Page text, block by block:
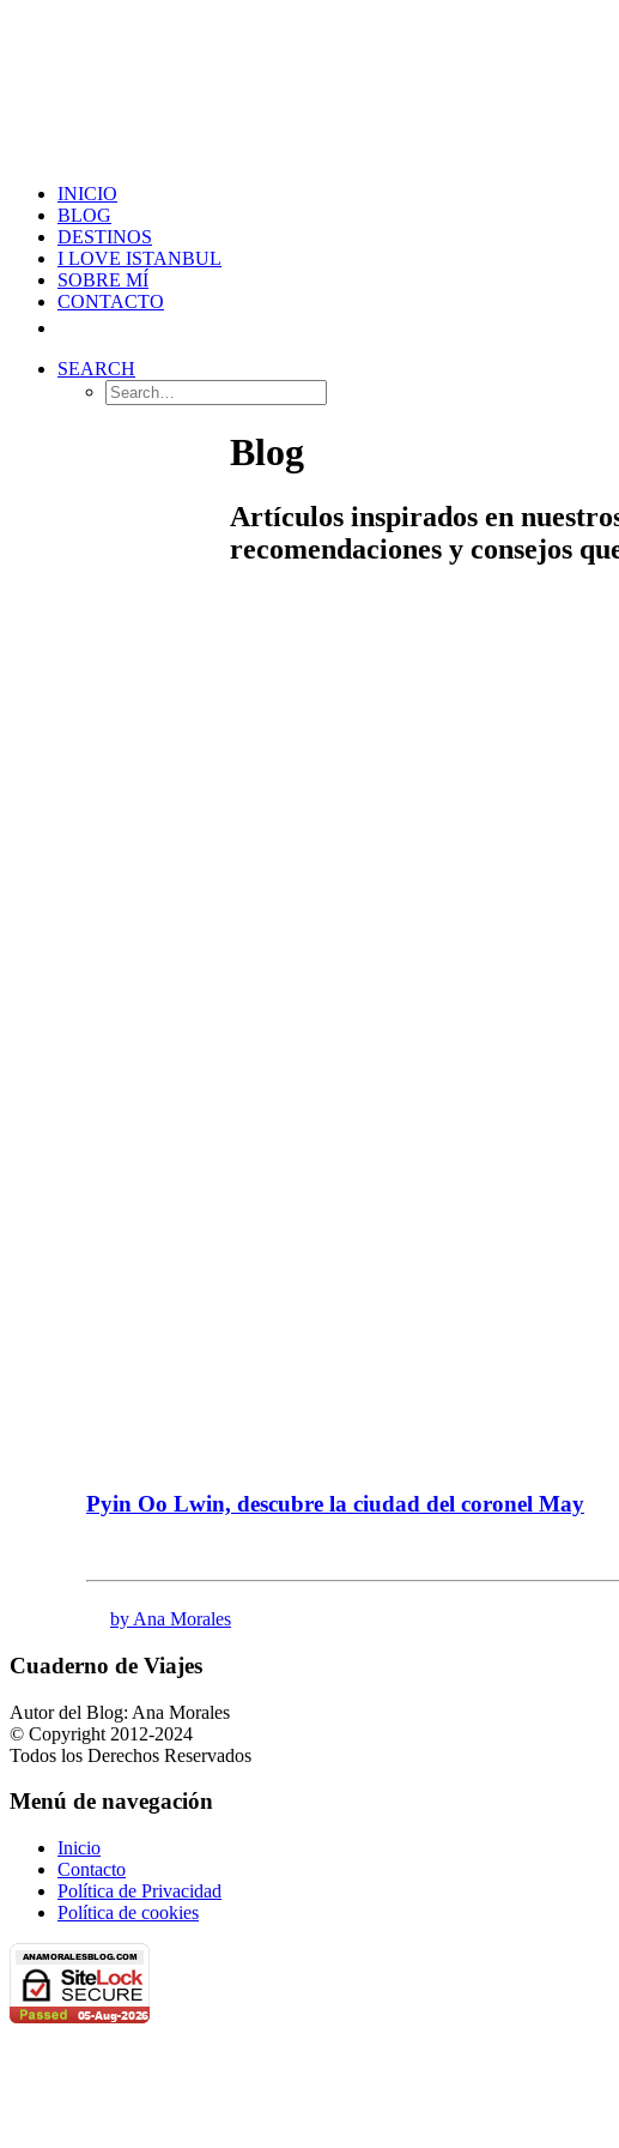
INICIO
BLOG
DESTINOS
I LOVE ISTANBUL
SOBRE MÍ
CONTACTO
SEARCH
Blog
Artículos inspirados en
recomendaciones y consejos
Pyin Oo Lwin, descubre la ciudad del coronel May
by Ana Morales
Cuaderno de Viajes
Autor del Blog: Ana Morales
© Copyright 2012-2024
Todos los Derechos Reservados
Menú de navegación
Inicio
Contacto
Política de Privacidad
Política de cookies